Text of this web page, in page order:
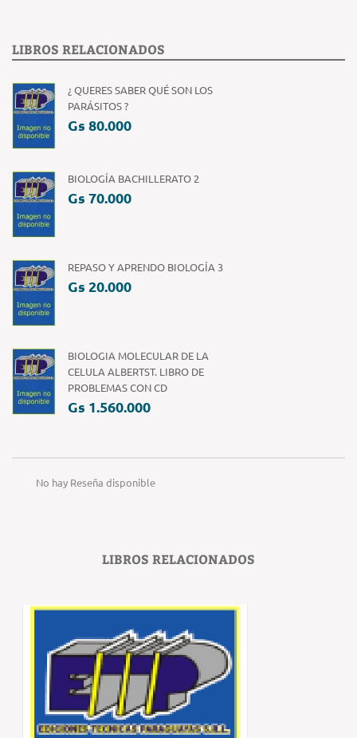
LIBROS RELACIONADOS
¿ QUERES SABER QUÉ SON LOS
PARÁSITOS ?
Gs 80.000
BIOLOGÍA BACHILLERATO 2
Gs 70.000
REPASO Y APRENDO BIOLOGÍA 3
Gs 20.000
BIOLOGIA MOLECULAR DE LA
CELULA ALBERTST. LIBRO DE
PROBLEMAS CON CD
Gs 1.560.000
No hay Reseña disponible
LIBROS RELACIONADOS